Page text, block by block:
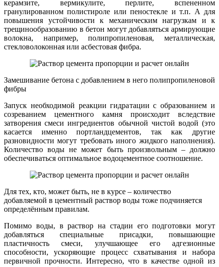
керамзите, вермикулите, перлите, вспененном
гранулированном полистироле или пеностекле и т.п. А для
повышения устойчивости к механическим нагрузкам и к
трещинообразованию в бетон могут добавляться армирующие
волокна, например, полипропиленовая, металлическая,
стекловолоконная или асбестовая фибра.
Замешивание бетона с добавлением в него полипропиленовой
фибры
Запуск необходимой реакции гидратации с образованием и
созреванием цементного камня происходит вследствие
затворения смеси ингредиентов обычной чистой водой (это
касается именно портландцементов, так как другие
разновидности могут требовать иного жидкого наполнения).
Количество воды не может быть произвольным – должно
обеспечиваться оптимальное водоцементное соотношение.
Для тех, кто, может быть, не в курсе – количество
добавляемой в цементный раствор воды тоже подчиняется
определённым правилам.
Помимо воды, в раствор на стадии его подготовки могут
добавляться специальные присадки, повышающие
пластичность смеси, улучшающее его адгезионные
способности, ускоряющие процесс схватывания и набора
первичной прочности. Интересно, что в качестве одной из